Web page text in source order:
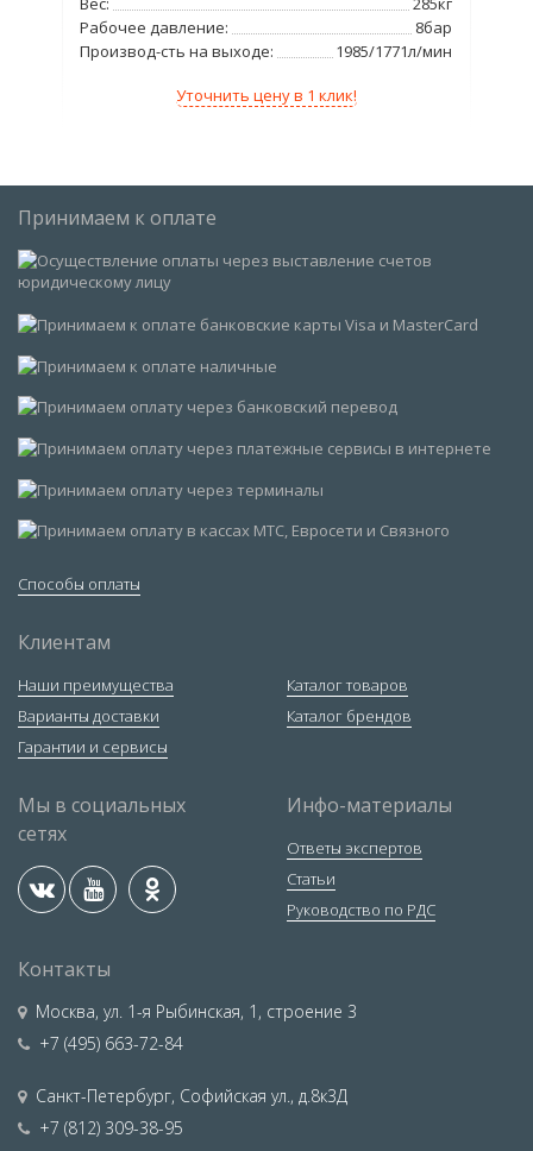
Рабочее давление:
8бар
Производ-сть на выходе:
1985/1771л/мин
Уточнить цену в 1 клик!
Принимаем к оплате
Способы оплаты
Клиентам
Наши преимущества
Варианты доставки
Гарантии и сервисы
Каталог товаров
Каталог брендов
Мы в социальных
сетях
Инфо-материалы
Ответы экспертов
Статьи
Руководство по РДС
Контакты
Москва, ул. 1-я Рыбинская, 1, строение 3
+7 (495) 663-72-84
Санкт-Петербург, Софийская ул., д.8к3Д
+7 (812) 309-38-95